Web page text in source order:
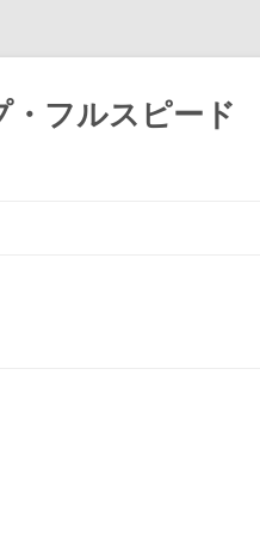
フルスピード